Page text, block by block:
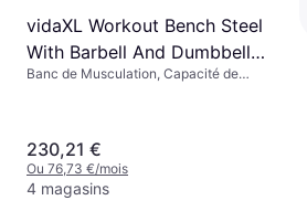
vidaXL Workout Bench Steel
With Barbell And Dumbbell
Set
Banc de Musculation, Capacité de
230,21 €
Ou 76,73 €/mois
4 magasins